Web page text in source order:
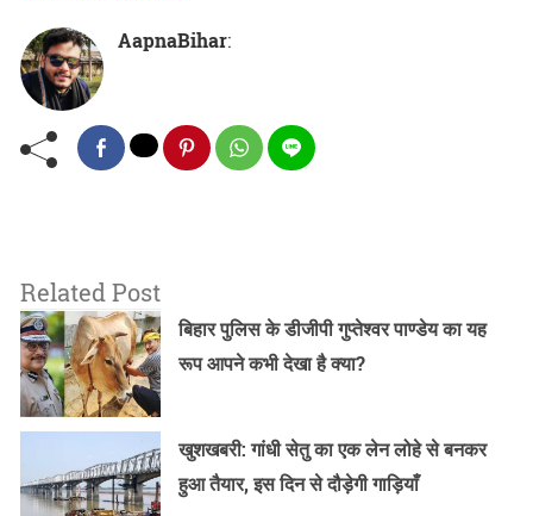
AapnaBihar:
Related Post
बिहार पुलिस के डीजीपी गुप्तेश्वर पाण्डेय का यह
रूप आपने कभी देखा है क्या?
खुशखबरी: गांधी सेतु का एक लेन लोहे से बनकर
हुआ तैयार, इस दिन से दौड़ेगी गाड़ियाँ